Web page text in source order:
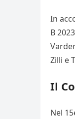
In
B
Zilli e
Il
Nel